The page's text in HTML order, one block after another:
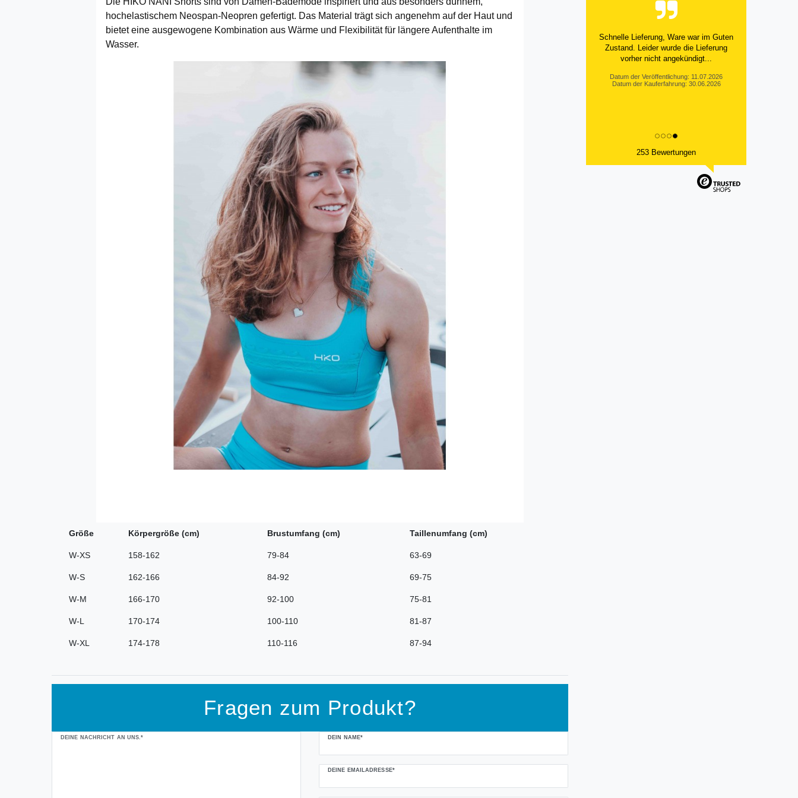
hochelastischem Neospan-Neopren gefertigt. Das Material trägt sich angenehm auf der Haut und
bietet eine ausgewogene Kombination aus Wärme und Flexibilität für längere Aufenthalte im
Wasser.
Größe Körpergröße (cm) Brustumfang (cm) Taillenumfang (cm)
W-XS 158-162 79-84 63-69
W-S 162-166 84-92 69-75
W-M 166-170 92-100 75-81
W-L 170-174 100-110 81-87
W-XL 174-178 110-116 87-94
Fragen zum Produkt?
DEINE NACHRICHT AN UNS.* DEIN NAME*
DEINE EMAILADRESSE*
Ceres::Template.mailFormHoneypotLabel
Schnelle Lieferung, Ware war im Guten
Zustand. Leider wurde die Lieferung
vorher nicht angekündigt...
Datum der Veröffentlichung: 11.07.2026
Datum der Kauferfahrung: 30.06.2026
253 Bewertungen